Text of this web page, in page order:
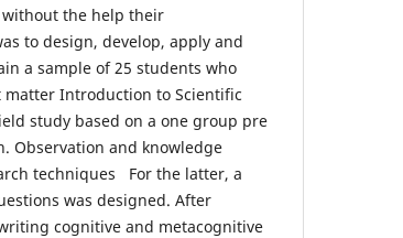
the help their
to design, develop, apply and
a sample of 25 students who
Introduction to Scientific
study based on a one group pre
Observation and knowledge
techniques For the latter, a
was designed. After
cognitive and metacognitive